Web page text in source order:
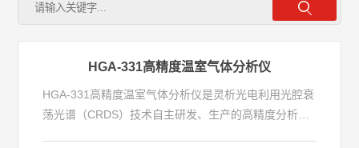
HGA-331高精度温室气体分析仪
HGA-331高精度温室气体分析仪是灵析光电利用光腔衰
荡光谱（CRDS）技术自主研发、生产的高精度分析